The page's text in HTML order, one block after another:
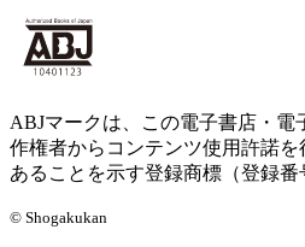
ABJマークは、この電子書店・電
作権者からコンテンツ使用許諾
あることを示す登録商標（登録番
© Shogakukan